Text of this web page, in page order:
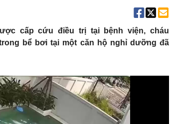
cấp cứu điều trị tại bệnh viện, cháu
bể bơi tại một căn hộ nghỉ dưỡng đã